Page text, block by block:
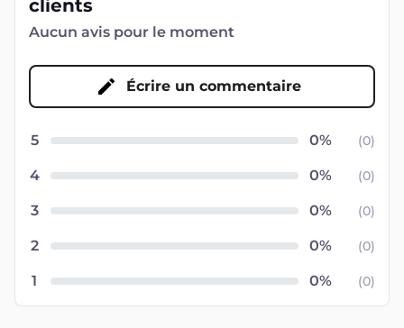
clients
Aucun avis pour le moment
Écrire un commentaire
5 (0)
4 (0)
3 (0)
2 (0)
1 (0)